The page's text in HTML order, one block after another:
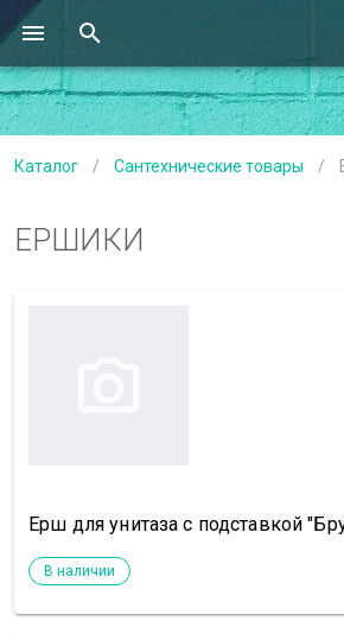
Каталог / Сантехнические товары /
ЕРШИКИ
Ерш для унитаза с подставкой
В наличии